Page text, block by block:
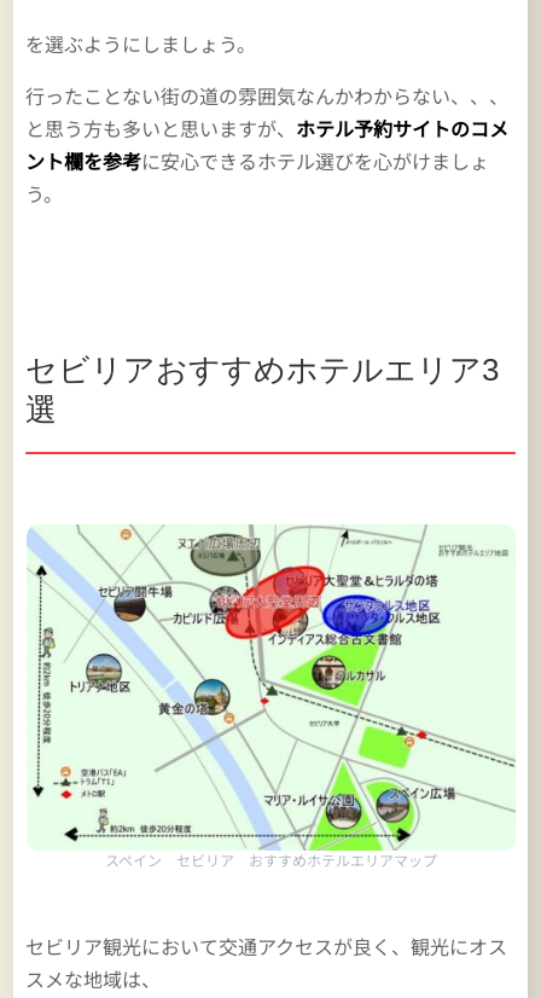
を選ぶようにしましょう。
行ったことない街の道の雰囲気なんかわからない、、、
と思う方も多いと思いますが、 ホテル予約サイトのコメ
ント欄を参考に安心できるホテル選びを心がけましょ
う。
セビリアおすすめホテルエリア3
選
スペイン セビリア おすすめホテルエリアマップ
セビリア観光において交通アクセスが良く、観光にオス
スメな地域は、